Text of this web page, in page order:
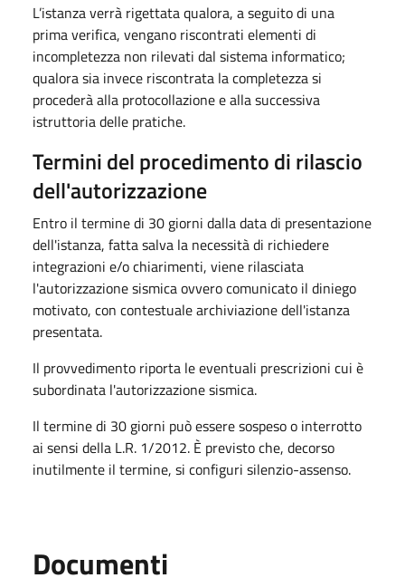
L’istanza verrà rigettata qualora, a seguito di una
prima verifica, vengano riscontrati elementi di
incompletezza non rilevati dal sistema informatico;
qualora sia invece riscontrata la completezza si
procederà alla protocollazione e alla successiva
istruttoria delle pratiche.
Termini del procedimento di rilascio
dell'autorizzazione
Entro il termine di 30 giorni dalla data di presentazione
dell'istanza, fatta salva la necessità di richiedere
integrazioni e/o chiarimenti, viene rilasciata
l'autorizzazione sismica ovvero comunicato il diniego
motivato, con contestuale archiviazione dell'istanza
presentata.
Il provvedimento riporta le eventuali prescrizioni cui è
subordinata l'autorizzazione sismica.
Il termine di 30 giorni può essere sospeso o interrotto
ai sensi della L.R. 1/2012. È previsto che, decorso
inutilmente il termine, si configuri silenzio-assenso.
Documenti